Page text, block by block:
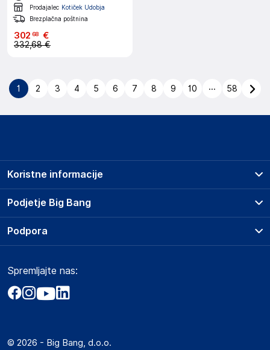
Prodajalec Kotiček Udobja
Brezplačna poštnina
302 68 €
332,68 €
1 2 3 4 5 6 7 8 9 10 ... 58
Podjetje Big Bang
O podjetju
Obvestila za javnost
Akt o digitalnih storitvah
Marketplace za partnerje
Koristne informacije
Prodajna mesta
Storitve
Dostava, vnos in odvoz
Zavarovanje izdelkov
Podpora
Marketplace
Kako oddati naročilo?
Spremljajte nas:
© 2026 - Big Bang, d.o.o.